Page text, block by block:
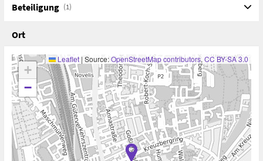
Zweigeschlechtlichkeit und Heteronormativität weiter zu
Blick auf zentrale Felder des vergeschlechtlichten
ökonomischen Dimensionen als auch auf Praktiken und
Begehrensformen der migrantischen Akteur_innen
werfen. Ziel ist es, Konzepte auszuloten, die der
Prozesshaftigkeit und Ungleichzeitigkeit von
Migrationsbewegungen und den in sie eingeschriebenen
Machtverhältnissen gerecht werden.
Beteiligung (1)
Ort
+
−
Leaflet | Source:OpenStreetMap contributors, CC BY-SA 3.0